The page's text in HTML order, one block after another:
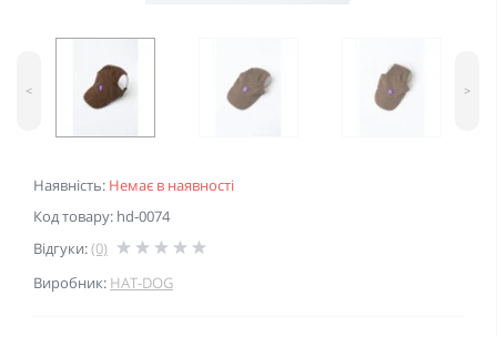
Наявність: Немає в наявності
Код товару: hd-0074
Відгуки:(0)
Виробник: HAT-DOG
< >